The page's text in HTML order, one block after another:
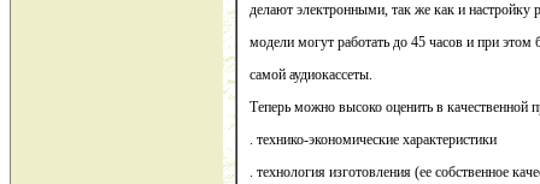
делают электронными, так же как и настройку
модели могут работать до 45 часов и при
самой аудиокассеты.
Теперь можно высоко оценить в качественной
. технико-экономические характеристики
. технология изготовления (ее собственное